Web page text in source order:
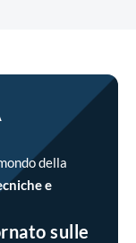
della
e
sulle